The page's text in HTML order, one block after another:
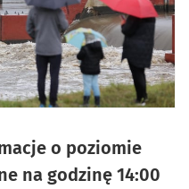
o poziomie
na godzinę 14:00